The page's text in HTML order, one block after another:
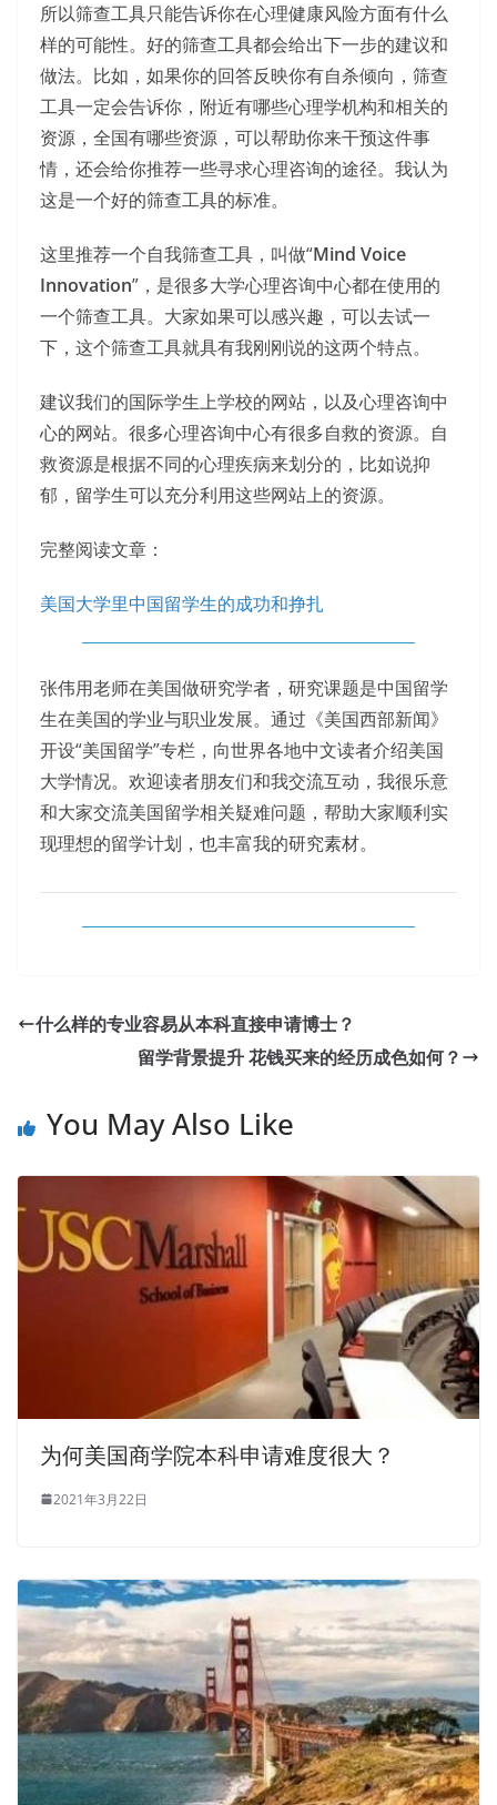
所以筛查工具只能告诉你在心理健康风险方面有什么
样的可能性。好的筛查工具都会给出下一步的建议和
做法。比如，如果你的回答反映你有自杀倾向，筛查
工具一定会告诉你，附近有哪些心理学机构和相关的
资源，全国有哪些资源，可以帮助你来干预这件事
情，还会给你推荐一些寻求心理咨询的途径。我认为
这是一个好的筛查工具的标准。
这里推荐一个自我筛查工具，叫做“Mind Voice
Innovation”，是很多大学心理咨询中心都在使用的
一个筛查工具。大家如果可以感兴趣，可以去试一
下，这个筛查工具就具有我刚刚说的这两个特点。
建议我们的国际学生上学校的网站，以及心理咨询中
心的网站。很多心理咨询中心有很多自救的资源。自
救资源是根据不同的心理疾病来划分的，比如说抑
郁，留学生可以充分利用这些网站上的资源。
完整阅读文章：
美国大学里中国留学生的成功和挣扎
张伟用老师在美国做研究学者，研究课题是中国留学
生在美国的学业与职业发展。通过《美国西部新闻》
开设“美国留学”专栏，向世界各地中文读者介绍美国
大学情况。欢迎读者朋友们和我交流互动，我很乐意
和大家交流美国留学相关疑难问题，帮助大家顺利实
现理想的留学计划，也丰富我的研究素材。
什么样的专业容易从本科直接申请博士？
留学背景提升 花钱买来的经历成色如何？
You May Also Like
为何美国商学院本科申请难度很大？
2021年3月22日